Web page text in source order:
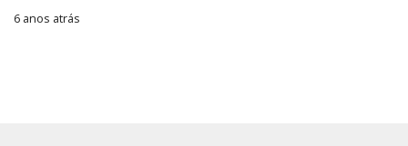
6 anos atrás